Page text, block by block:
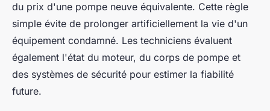
du prix d'une pompe neuve équivalente. Cette règle
simple évite de prolonger artificiellement la vie d'un
équipement condamné. Les techniciens évaluent
également l'état du moteur, du corps de pompe et
des systèmes de sécurité pour estimer la fiabilité
future.